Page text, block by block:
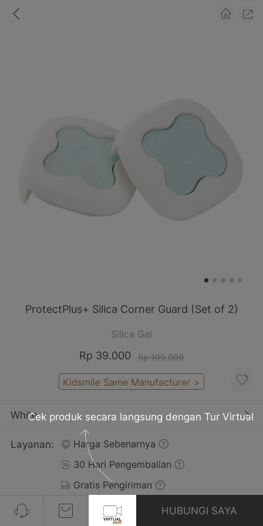
ProtectPlus+ Silica Corner Guard (Set of 2)
Silica Gel
Rp 39.000 Rp 109.000
Kidsmile Same Manufacturer >
White
Layanan:
Harga Sebenarnya
30 Hari Pengembalian
Gratis Pengiriman
HUBUNGI SAYA
Cek produk secara langsung dengan Tur Virtual